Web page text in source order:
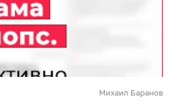
Михаил Баранов